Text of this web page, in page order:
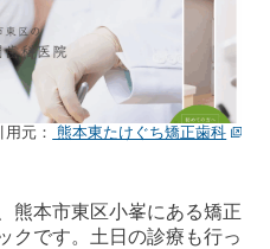
用元： 熊本東たけぐち矯正歯科
熊本市東区小峯にある矯正
クです。土日の診療も行っ